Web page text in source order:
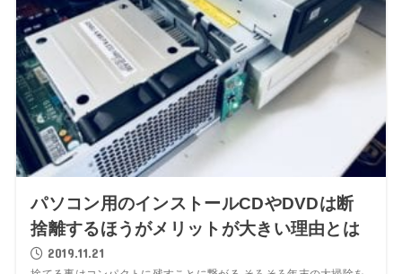
パソコン用のインストールCDやDVDは断
捨離するほうがメリットが大きい理由とは
2019.11.21